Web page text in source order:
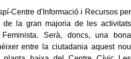
Centre d'Informació i Recursos per
de la gran majoria de les activitats
Serà, doncs, una bona
entre la ciutadania aquest nou